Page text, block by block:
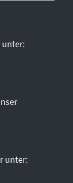
unter:
unter: